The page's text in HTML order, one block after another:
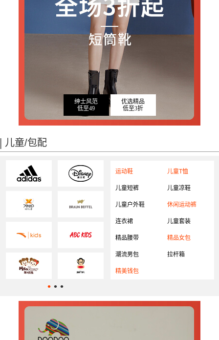
绅士风范
低至49
优选精品
低至3折
儿童/包配
• • •
运动鞋 儿童T恤
儿童短裤 儿童凉鞋
儿童户外鞋 休闲运动裤
连衣裙 儿童套装
精品腰带 精品女包
潮流男包 拉杆箱
精美钱包